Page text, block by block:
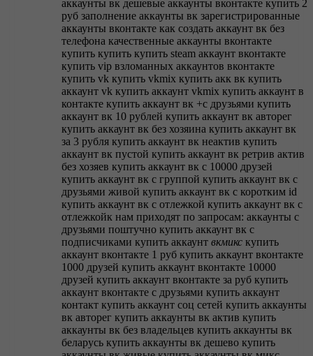
аккаунты вк дешевые аккаунты вконтакте купить 2
руб заполнение аккаунты вк зарегистрированные
аккаунты вконтакте как создать аккаунт вк без
телефона качественные аккаунты вконтакте
купить купить купить steam аккаунт вконтакте
купить vip взломанных аккаунтов вконтакте
купить vk купить vkmix купить акк вк купить
аккаунт vk купить аккаунт vkmix купить аккаунт в
контакте купить аккаунт вк +с друзьями купить
аккаунт вк 10 рублей купить аккаунт вк авторег
купить аккаунт вк без хозяина купить аккаунт вк
за 3 рубля купить аккаунт вк неактив купить
аккаунт вк пустой купить аккаунт вк ретрив актив
без хозяев купить аккаунт вк с 10000 друзей
купить аккаунт вк с группой купить аккаунт вк с
друзьями живой купить аккаунт вк с коротким id
купить аккаунт вк с отлежкой купить аккаунт вк с
отлежкойк нам приходят по запросам: аккаунты с
друзьями поштучно купить аккаунт вк с
подписчиками купить аккаунт вкмикс купить
аккаунт вконтакте 1 руб купить аккаунт вконтакте
1000 друзей купить аккаунт вконтакте 10000
друзей купить аккаунт вконтакте за руб купить
аккаунт вконтакте с друзьями купить аккаунт
контакт купить аккаунт соц сетей купить аккаунты
вк авторег купить аккаунты вк актив купить
аккаунты вк без владельцев купить аккаунты вк
беларусь купить аккаунты вк дешево купить